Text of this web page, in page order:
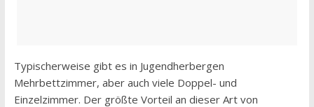
Typischerweise gibt es in Jugendherbergen
Mehrbettzimmer, aber auch viele Doppel- und
Einzelzimmer. Der größte Vorteil an dieser Art von